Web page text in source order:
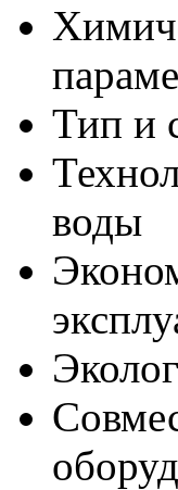
Тип и
воды